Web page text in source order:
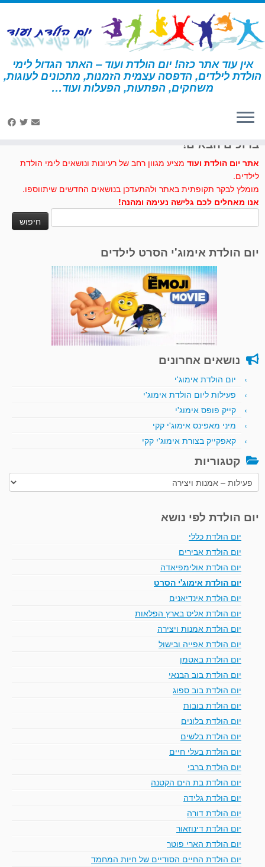
דלג
לתוכן
אין עוד אתר כזה! יום הולדת ועוד – האתר הגדול לימי
הולדת לילדים, הדפסה עצמית הזמנות, מתכונים לעוגות,
משחקים, הפתעות, הפעלות ועוד… דף הבית » אמנות ויצירה » פעילות – אמנות ויצירה
ברוכים הבאים!
אתר יום הולדת ועוד מציע מגוון רחב של רעיונות ונושאים לימי הולדת
לילדים.
מומלץ לבקר תקופתית באתר ולהתעדכן בנושאים החדשים שיתווספו.
אנו מאחלים לכם גלישה נעימה ומהנה!
יום הולדת אימוג'י הסרט לילדים
נושאים אחרונים
יום הולדת אימוג'י
פעילות ליום הולדת אימוג'י
קייק פופס אימוג'י
מיני מאפינס אימוג'י קקי
קאפקייק בצורת אימוג'י קקי
קטגוריות
קטגוריות
יום הולדת לפי נושא
יום הולדת כללי
יום הולדת אבירים
יום הולדת אולימפיאדה
יום הולדת אימוג'י הסרט
יום הולדת אינדיאנים
יום הולדת אליס בארץ הפלאות
יום הולדת אמנות ויצירה
יום הולדת אפייה ובישול
יום הולדת באטמן
יום הולדת בוב הבנאי
יום הולדת בוב ספוג
יום הולדת בובות
יום הולדת בלונים
יום הולדת בלשים
יום הולדת בעלי חיים
יום הולדת ברבי
יום הולדת בת הים הקטנה
יום הולדת גלידה
יום הולדת דורה
יום הולדת דינוזאור
יום הולדת הארי פוטר
יום הולדת החיים הסודיים של חיות המחמד